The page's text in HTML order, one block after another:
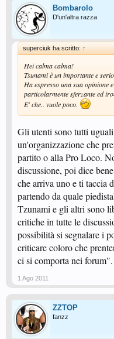
Bombarolo
D'un'altra razza
superciuk ha scritto: ↑
Hei calma calma!
Tsunami è un importante e
Ha espresso una sua opinione
particolarmente sferzante ed
E' che.. vuole poco.
Gli utenti sono tutti
un'organizzazione che
partito o alla Pro Loco.
discussione, poi dice
che arriva uno e ti taccia
partendo da quale
Tzunami e gli altri sono
critiche in tutte le
possibilità si segnalare i
criticare coloro che
ci si comporta nei forum".
1 Ago 2011
ZZTOP
fanzz